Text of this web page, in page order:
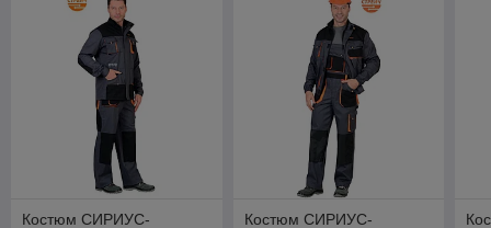
Костюм СИРИУС-
Костюм СИРИУС-